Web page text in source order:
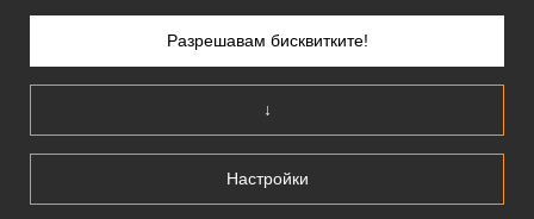
БЪЛГАРИЯ/БЪЛГАРСКИ
Настройки
↓
Разрешавам бисквитките!